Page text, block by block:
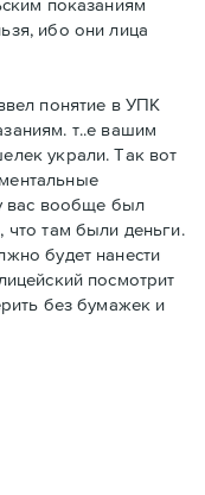
показаниям
ибо они лица
понятие в УПК
т..е вашим
украли. Так вот
вас вообще был
там были деньги.
будет нанести
посмотрит
без бумажек и